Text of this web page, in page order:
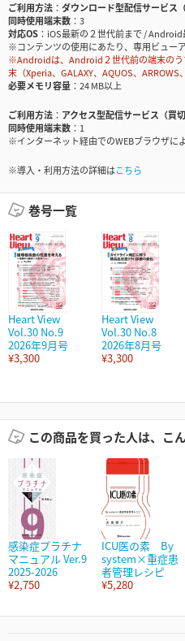
ご利用方法
ダウンロード型配信サービス（
同時使用端末数
3
対応OS
iOS最新の２世代前まで /
※コンテンツの使用にあたり、専用ビュー
※Androidは、Android２世代前の端末のう
末（Xperia、GALAXY、AQUOS、
必要メモリ容量
24 MB以上
ご利用方法
アクセス型配信サービス（買切
同時使用端末数
1
※インターネット経由でのWEBブラウザに
※導入・利用方法の詳細はこちら
巻号一覧
Heart View
Vol.30 No.9
2026年9月号
¥3,300
Heart View
Vol.30 No.8
2026年8月号
¥3,300
この商品を買った人は、こ
感染症プラチナ
マニュアル Ver.9
2025-2026
¥2,750
ICU医の素 By
system×重症患
者管理レシピ
¥5,280